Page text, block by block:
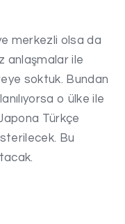
merkezli olsa da
anlaşmalar ile
soktuk. Bundan
o ülke ile
Türkçe
Bu